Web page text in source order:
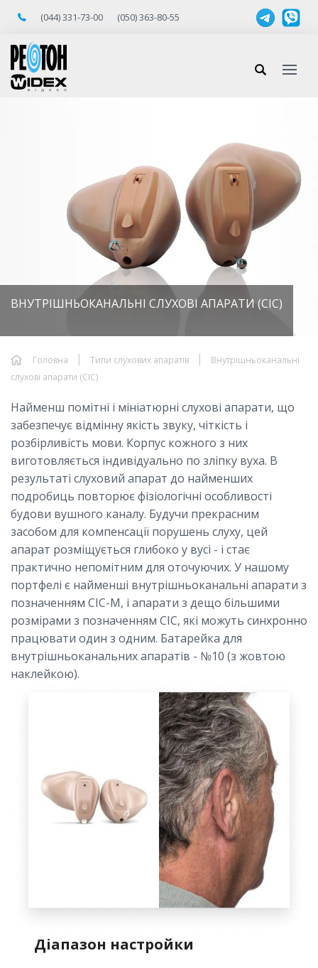
(044) 331-73-00 (050) 363-80-55
ВНУТРІШНЬОКАНАЛЬНІ СЛУХОВІ АПАРАТИ (CIC)
Головна Типи слухових апаратів
Внутрішньоканальні
слухові апарати (CIC)
Найменш помітні і мініатюрні слухові апарати, що
забезпечує відмінну якість звуку, чіткість і
розбірливість мови. Корпус кожного з них
виготовляється індивідуально по зліпку вуха. В
результаті слуховий апарат до найменших
подробиць повторює фізіологічні особливості
будови вушного каналу. Будучи прекрасним
засобом для компенсації порушень слуху, цей
апарат розміщується глибоко у вусі - і стає
практично непомітним для оточуючих. У нашому
портфелі є найменші внутрішньоканальні апарати з
позначенням CIC-M, і апарати з дещо більшими
розмірами з позначенням CIC, які можуть синхронно
працювати один з одним. Батарейка для
внутрішньоканальних апаратів - №10 (з жовтою
наклейкою).
Діапазон настройки